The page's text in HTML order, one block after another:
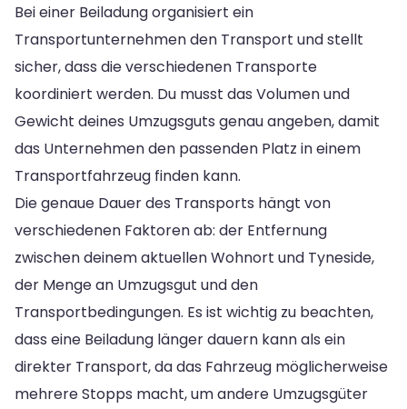
Bei einer Beiladung organisiert ein
Transportunternehmen den Transport und stellt
sicher, dass die verschiedenen Transporte
koordiniert werden. Du musst das Volumen und
Gewicht deines Umzugsguts genau angeben, damit
das Unternehmen den passenden Platz in einem
Transportfahrzeug finden kann.
Die genaue Dauer des Transports hängt von
verschiedenen Faktoren ab: der Entfernung
zwischen deinem aktuellen Wohnort und Tyneside,
der Menge an Umzugsgut und den
Transportbedingungen. Es ist wichtig zu beachten,
dass eine Beiladung länger dauern kann als ein
direkter Transport, da das Fahrzeug möglicherweise
mehrere Stopps macht, um andere Umzugsgüter